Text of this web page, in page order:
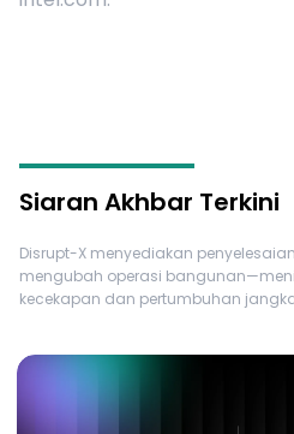
Siaran Akhbar Terkini
Disrupt-X menyediakan
mengubah operasi
kecekapan dan pertumbuhan